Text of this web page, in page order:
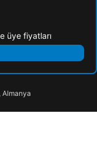
üye fiyatları
Almanya